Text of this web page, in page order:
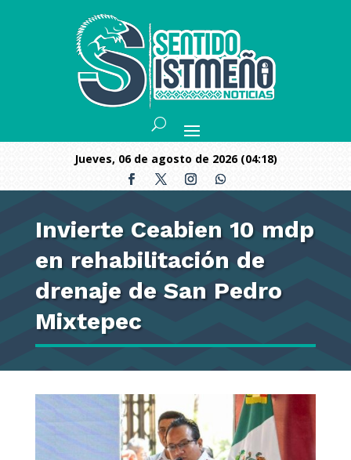
jueves, 06 de agosto de 2026 (04:18)
Invierte Ceabien 10 mdp
en rehabilitación de
drenaje de San Pedro
Mixtepec